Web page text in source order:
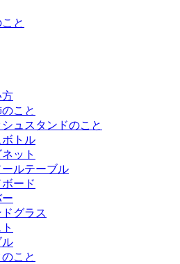
と
方
こと
ュスタンドのこと
トル
ット
ルテーブル
ード
グラス
ル
こと